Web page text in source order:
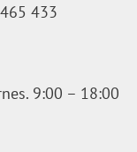
433
9:00 – 18:00